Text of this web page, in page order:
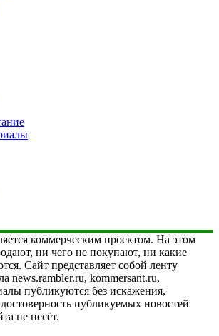
коммерческим проектом. На этом
ни чего не покупают, ни какие
Сайт представляет собой ленту
news.rambler.ru, kommersant.ru,
публикуются без искажения,
достоверность публикуемых новостей
не несёт.